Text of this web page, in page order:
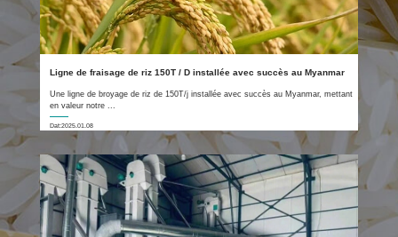
Ligne de fraisage de riz 150T / D installée avec succès au Myanmar
Une ligne de broyage de riz de 150T/j installée avec succès au Myanmar, mettant
en valeur notre ...
Dat:2025.01.08